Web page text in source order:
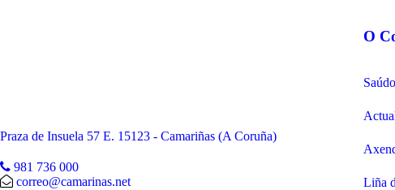
Praza de Insuela 57 E. 15123 - Camariñas (A Coruña)
981 736 000
correo@camarinas.net
O
Liña